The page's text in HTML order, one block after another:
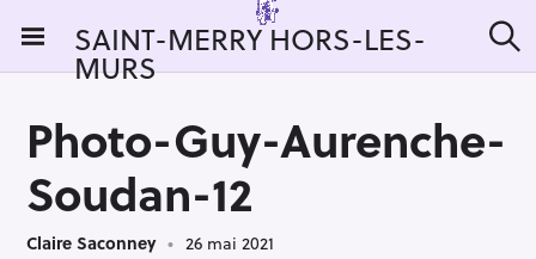
i
SAINT-MERRY HORS-LES-
MURS e
Photo-Guy-Aurenche-
Soudan-12
Claire Saconney 26 mai 2021